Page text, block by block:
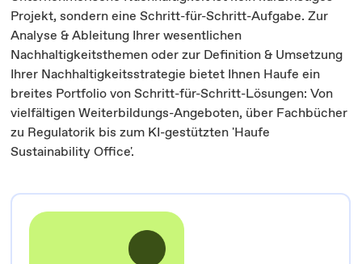
Projekt, sondern eine Schritt-für-Schritt-Aufgabe. Zur
Analyse & Ableitung Ihrer wesentlichen
Nachhaltigkeitsthemen oder zur Definition & Umsetzung
Ihrer Nachhaltigkeitsstrategie bietet Ihnen Haufe ein
breites Portfolio von Schritt-für-Schritt-Lösungen: Von
vielfältigen Weiterbildungs-Angeboten, über Fachbücher
zu Regulatorik bis zum KI-gestützten 'Haufe
Sustainability Office'.